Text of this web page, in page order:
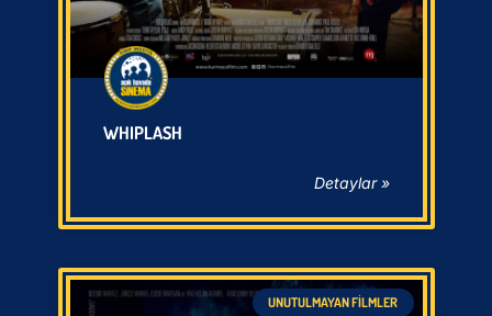
WHIPLASH
Detaylar »
UNUTULMAYAN FILMLER